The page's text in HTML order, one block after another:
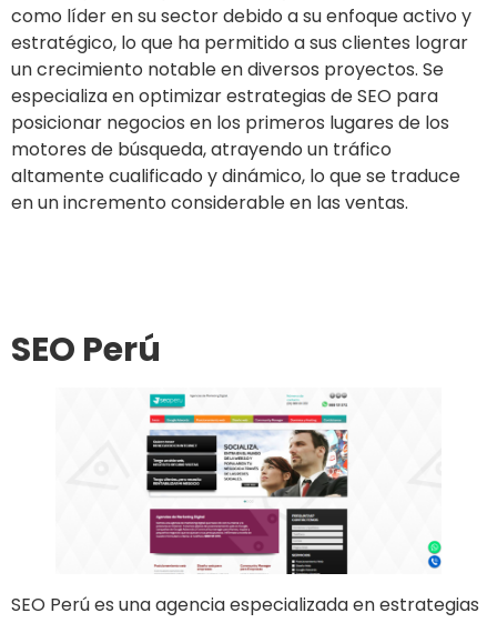
como líder en su sector debido a su enfoque activo y
estratégico, lo que ha permitido a sus clientes lograr
un crecimiento notable en diversos proyectos. Se
especializa en optimizar estrategias de SEO para
posicionar negocios en los primeros lugares de los
motores de búsqueda, atrayendo un tráfico
altamente cualificado y dinámico, lo que se traduce
en un incremento considerable en las ventas.
SEO Perú
SEO Perú es una agencia especializada en estrategias